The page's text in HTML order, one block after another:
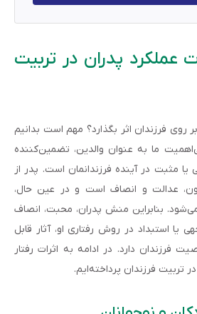
عملکرد پدران در تربیت
روی فرزندان اثر بگذارد؟ مهم است بدانیم
ما به عنوان والدین، تضمین‌کننده
یا مثبت در آینده فرزندانمان است. پدر از
عدالت و انصاف است و در عین حال،
بنابراین منش پدران، محبت، انصاف
یا استبداد در روش رفتاری او، آثار قابل
دارد. در ادامه به اثرات رفتار
فرزندان پرداخته‌ایم.